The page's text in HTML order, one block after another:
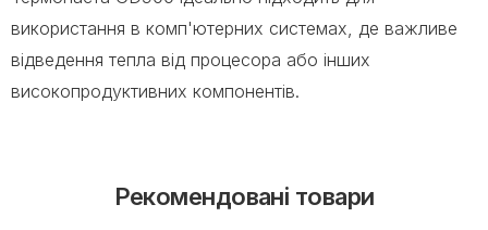
використання в комп'ютерних системах, де важливе
відведення тепла від процесора або інших
високопродуктивних компонентів.
Рекомендовані товари